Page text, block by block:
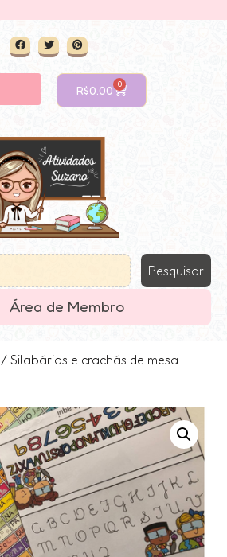
R$0.00 0
Pesquisar
Área de Membro
/ Silabários e crachás de mesa